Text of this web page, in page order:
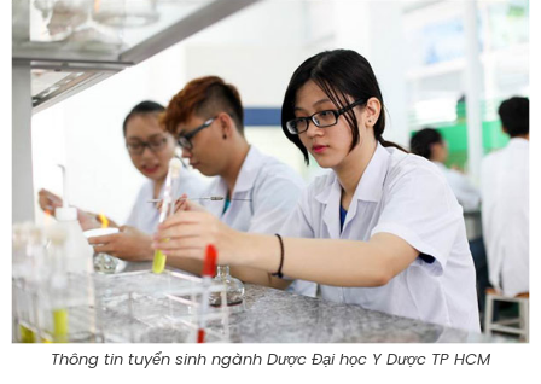
Thông tin tuyển sinh ngành Dược Đại học Y Dược TP HCM